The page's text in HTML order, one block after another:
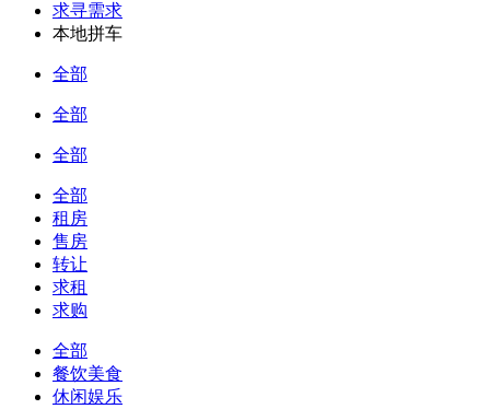
求寻需求
本地拼车
全部
全部
全部
全部
租房
售房
转让
求租
求购
全部
餐饮美食
休闲娱乐